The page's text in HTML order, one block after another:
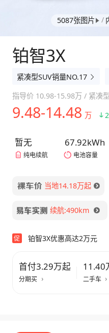
5087张图片 /
铂智3X
紧凑型SUV销量NO.17
指导价 10.98-15.98万 / 紧凑
9.48-14.48 万
暂无
纯电续航
67.92kWh
电池容量
当地14.18万起
续航:490km
促 铂智3X优惠高达2万元
首付3.29万起
分期买
11.40
二手车